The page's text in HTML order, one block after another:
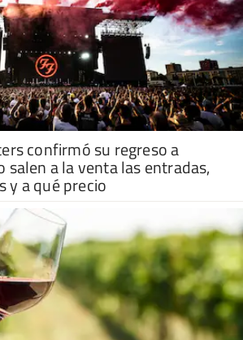
confirmó su regreso a
salen a la venta las entradas,
y a qué precio